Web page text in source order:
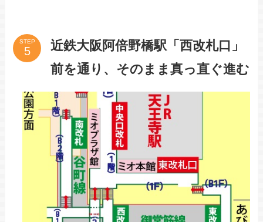
STEP
近鉄大阪阿倍野橋駅「西改札口」
前を通り、そのまま真っ直ぐ進む